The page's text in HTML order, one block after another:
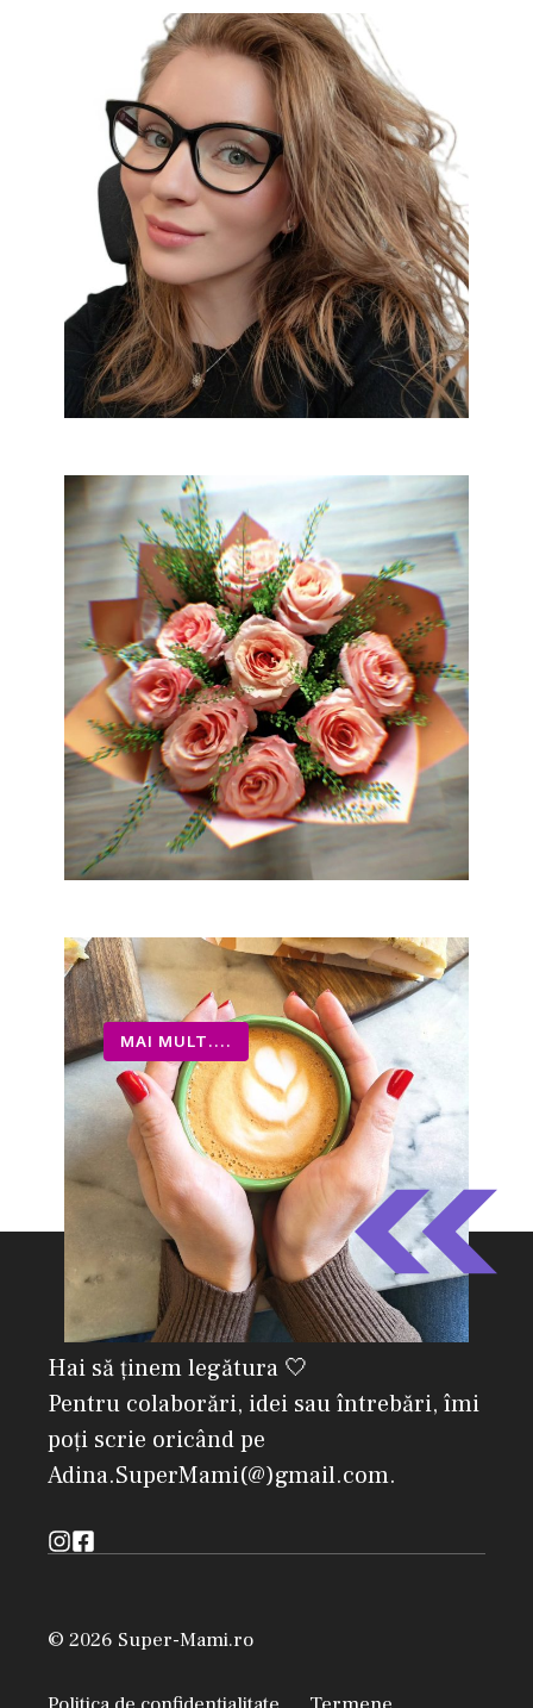
MAI MULT.... @Adina.Arustei
Hai să ținem legătura 🤍
Pentru colaborări, idei sau întrebări, îmi
poți scrie oricând pe
Adina.SuperMami(@)gmail.com.
© 2026 Super-Mami.ro